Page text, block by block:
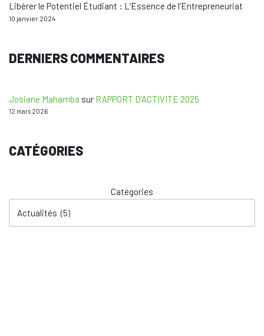
Libérer le Potentiel Étudiant : L’Essence de l’Entrepreneuriat
10 janvier 2024
DERNIERS COMMENTAIRES
Josiane Mahamba sur RAPPORT D’ACTIVITE 2025
12 mars 2026
CATÉGORIES
Catégories